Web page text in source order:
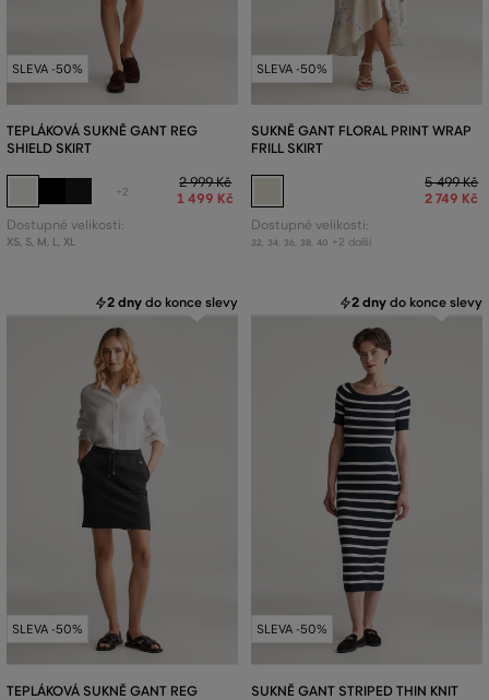
SLEVA -50%
TEPLÁKOVÁ SUKNĚ GANT REG
SHIELD SKIRT
+2
2 999 Kč
1 499 Kč
Dostupné velikosti:
XS, S, M, L, XL
SLEVA -50%
SUKNĚ GANT FLORAL PRINT WRAP
FRILL SKIRT
5 499 Kč
2 749 Kč
Dostupné velikosti:
32 34 36 38 40 +2 další
2 dny do konce slevy
SLEVA -50%
TEPLÁKOVÁ SUKNĚ GANT REG
2 dny do konce slevy
SLEVA -50%
SUKNĚ GANT STRIPED THIN KNIT